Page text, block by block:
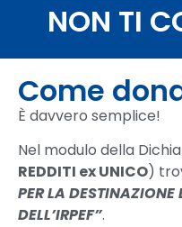
NON TI
Come
È davvero semplice!
Nel modulo della
REDDITI ex UNICO)
PER LA DESTINAZIONE
DELL’IRPEF”.